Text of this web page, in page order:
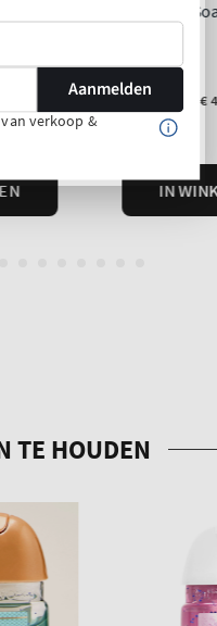
Aanmelden
verkoop &